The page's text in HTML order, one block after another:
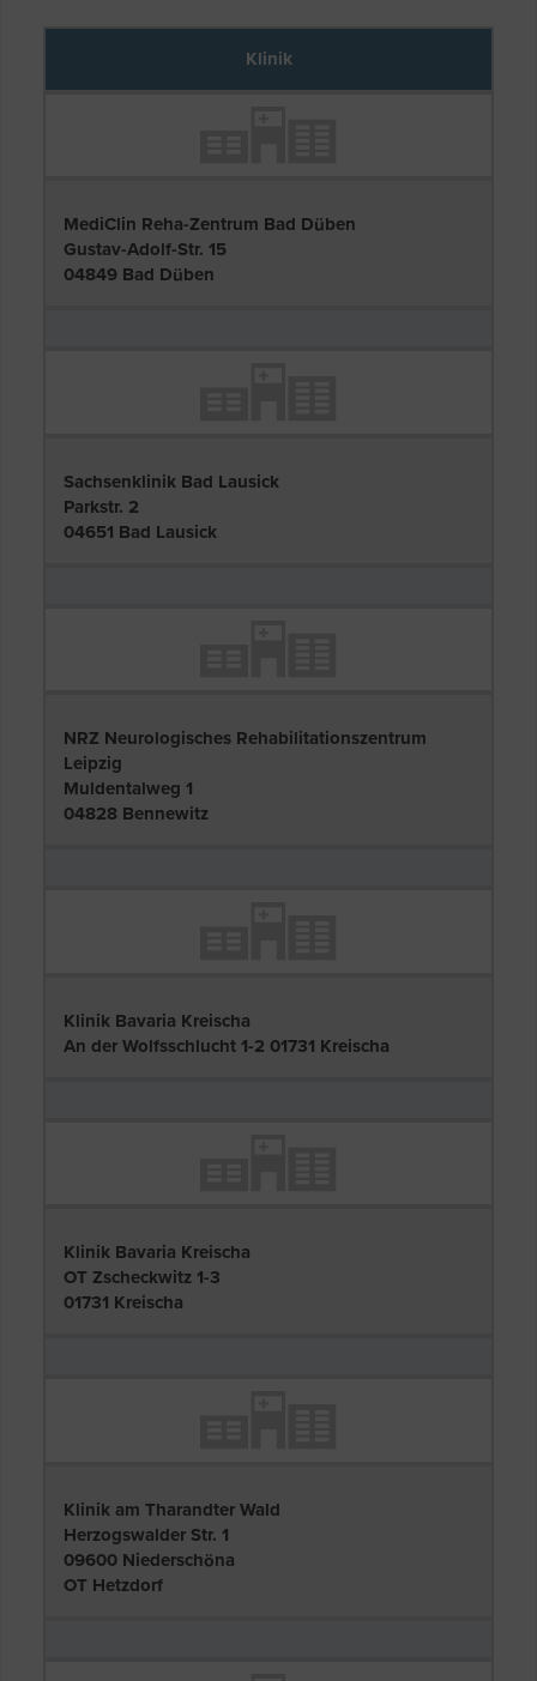
Klinik
MediClin Reha-Zentrum Bad Düben
Gustav-Adolf-Str. 15
04849 Bad Düben
Sachsenklinik Bad Lausick
Parkstr. 2
04651 Bad Lausick
NRZ Neurologisches Rehabilitationszentrum
Leipzig
Muldentalweg 1
04828 Bennewitz
Klinik Bavaria Kreischa
An der Wolfsschlucht 1-2 01731 Kreischa
Klinik Bavaria Kreischa
OT Zscheckwitz 1-3
01731 Kreischa
Klinik am Tharandter Wald
Herzogswalder Str. 1
09600 Niederschöna
OT Hetzdorf